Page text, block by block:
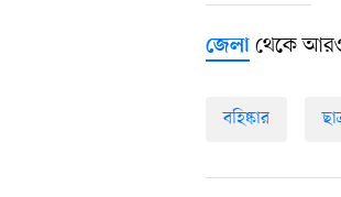
জেলা থেকে
বহিষ্কার